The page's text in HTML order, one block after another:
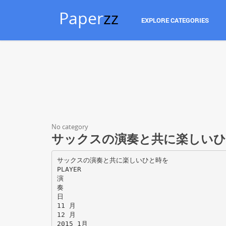
Paperzz EXPLORE CATEGORIES
No category
サックスの演奏と共に楽しい
サックスの演奏と共に楽しいひと時を
PLAYER
演
奏
日
11 月
12 月
2015 1月